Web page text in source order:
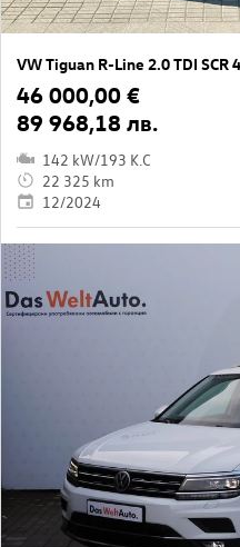
46 000,00 €
89 968,18 лв.
142 kW/193 K.C
22 325 km
12/2024